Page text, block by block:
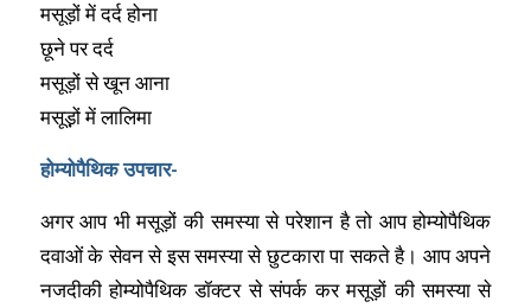
मसूड़ों में दर्द होना
छूने पर दर्द
मसूड़ों से खून आना
मसूड़़ों में लालिमा
होम्योपैथिक उपचार-
अगर आप भी मसूड़ों की समस्या से परेशान है तो आप होम्योपैथिक
दवाओं के सेवन से इस समस्या से छुटकारा पा सकते है। आप अपने
नजदीकी होम्योपैथिक डॉक्टर से संपर्क कर मसूड़ों की समस्या से